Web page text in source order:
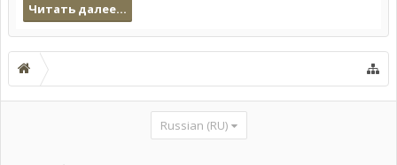
Читать далее...
Russian (RU)